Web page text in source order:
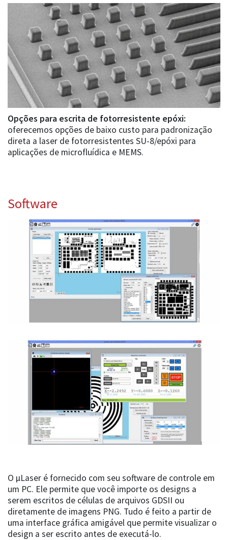
Opções para escrita de fotorresistente epóxi:
oferecemos opções de baixo custo para padronização
direta a laser de fotorresistentes SU-8/epóxi para
aplicações de microfluídica e MEMS.
Software
O µLaser é fornecido com seu software de controle em
um PC. Ele permite que você importe os designs a
serem escritos de células de arquivos GDSII ou
diretamente de imagens PNG. Tudo é feito a partir de
uma interface gráfica amigável que permite visualizar o
design a ser escrito antes de executá-lo.